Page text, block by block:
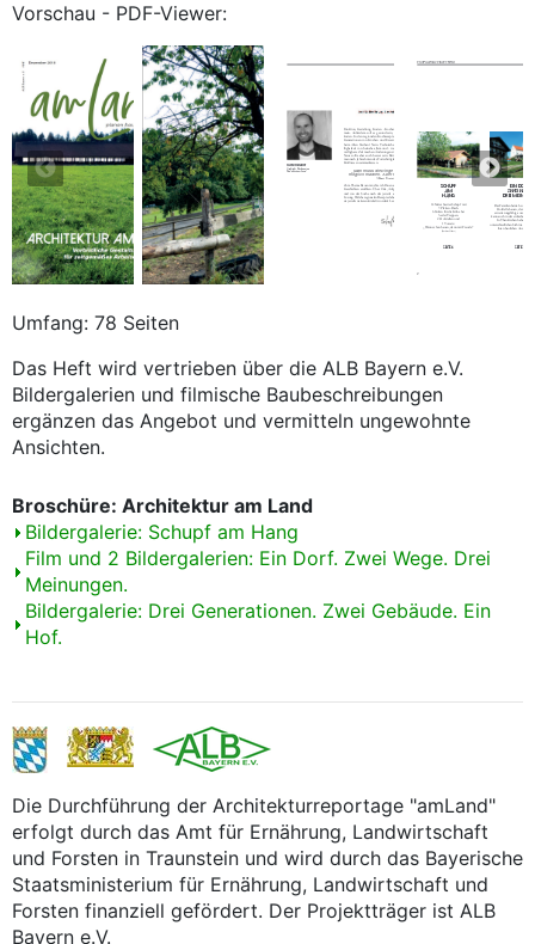
Vorschau - PDF-Viewer:
Umfang: 78 Seiten
Das Heft wird vertrieben über die ALB Bayern e.V.
Bildergalerien und filmische Baubeschreibungen
ergänzen das Angebot und vermitteln ungewohnte
Ansichten.
Broschüre: Architektur am Land
Bildergalerie: Schupf am Hang
Film und 2 Bildergalerien: Ein Dorf. Zwei Wege. Drei
Meinungen.
Bildergalerie: Drei Generationen. Zwei Gebäude. Ein
Hof.
Die Durchführung der Architekturreportage "amLand"
erfolgt durch das Amt für Ernährung, Landwirtschaft
und Forsten in Traunstein und wird durch das Bayerische
Staatsministerium für Ernährung, Landwirtschaft und
Forsten finanziell gefördert. Der Projektträger ist ALB
Bayern e.V.